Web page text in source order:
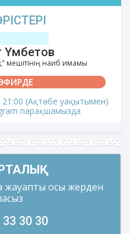
мешітінің наиб имамы
21:00 (Ақтөбе уақытымен)
парақшамызда
жауапты осы жерден
30 30